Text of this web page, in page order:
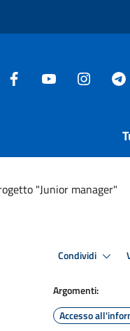
"Junior manager"
Condividi
Argomenti:
Accesso